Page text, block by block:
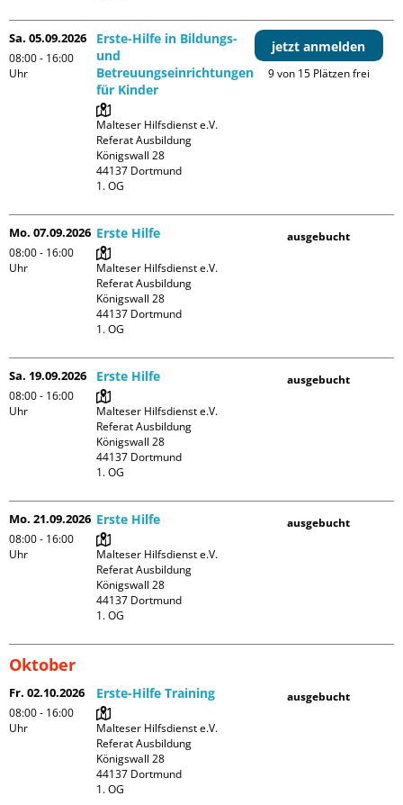
Sa. 05.09.2026
08:00 - 16:00
Uhr
Erste-Hilfe in Bildungs-
und
Betreuungseinrichtungen
für Kinder
Malteser Hilfsdienst e.V.
Referat Ausbildung
Königswall 28
44137 Dortmund
1. OG
jetzt anmelden
9 von 15 Plätzen frei
Mo. 07.09.2026
08:00 - 16:00
Uhr
Erste Hilfe
Malteser Hilfsdienst e.V.
Referat Ausbildung
Königswall 28
44137 Dortmund
1. OG
ausgebucht
Sa. 19.09.2026
08:00 - 16:00
Uhr
Erste Hilfe
Malteser Hilfsdienst e.V.
Referat Ausbildung
Königswall 28
44137 Dortmund
1. OG
ausgebucht
Mo. 21.09.2026
08:00 - 16:00
Uhr
Erste Hilfe
Malteser Hilfsdienst e.V.
Referat Ausbildung
Königswall 28
44137 Dortmund
1. OG
ausgebucht
Oktober
Fr. 02.10.2026
08:00 - 16:00
Uhr
Erste-Hilfe Training
Malteser Hilfsdienst e.V.
Referat Ausbildung
Königswall 28
44137 Dortmund
1. OG
ausgebucht